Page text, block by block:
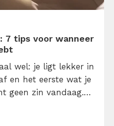
7 tips voor wanneer
wel: je ligt lekker in
en het eerste wat je
geen zin vandaag.
je daar maar